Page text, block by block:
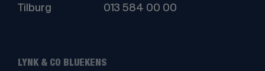
Tilburg
013 584 00 00
LYNK & CO BLUEKENS